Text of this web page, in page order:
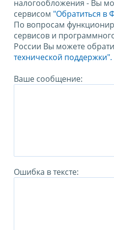
налогообложения - Вы
сервисом "Обратиться в
По вопросам
сервисов и
России Вы можете
технической поддержки".
Ваше сообщение:
Ошибка в тексте: